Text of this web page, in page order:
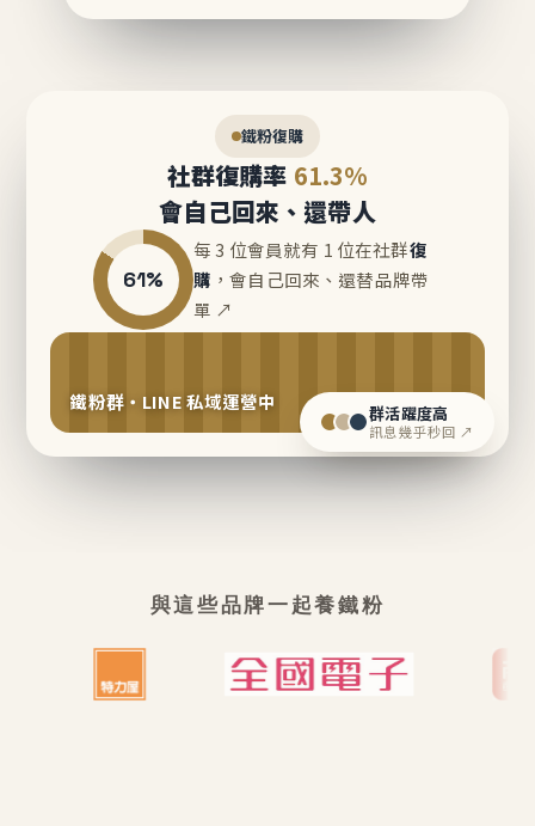
鐵粉復購
社群復購率 61.3%
會自己回來、還帶人
61%
每 3 位會員就有 1 位在社群復
購 ，會自己回來、還替品牌帶
單 ↗
鐵粉群・LINE 私域運營中 群活躍度高
訊息幾乎秒回 ↗
與這些品牌一起養鐵粉